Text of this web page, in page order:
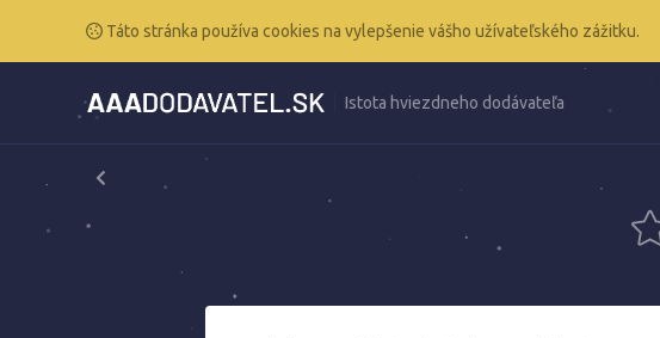
Táto stránka používa cookies na vylepšenie vášho užívateľského zážitku.
Istota hviezdneho dodávateľa